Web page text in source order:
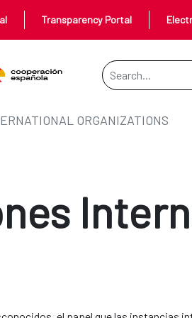
Transparency Portal
Search Bar
ORGANIZATIONS